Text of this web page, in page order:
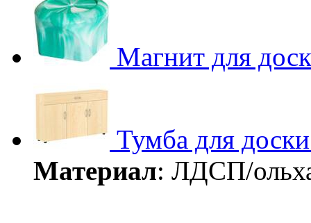
Магнит для
Тумба для доски
Материал: ЛДСП/